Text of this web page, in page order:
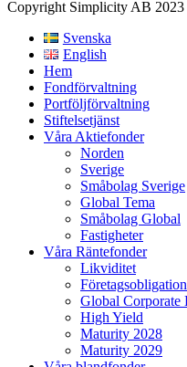
Copyright Simplicity AB 2023
Svenska
English
Hem
Fondförvaltning
Portföljförvaltning
Stiftelsetjänst
Våra Aktiefonder
Norden
Sverige
Småbolag Sverige
Global Tema
Småbolag Global
Fastigheter
Våra Räntefonder
Likviditet
Global Corporate
High Yield
Maturity 2028
Maturity 2029